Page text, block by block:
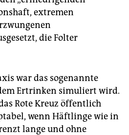
extremen
die Folter
war das sogenannte
Ertrinken simuliert wird.
Rote Kreuz öffentlich
wenn Häftlinge wie in
lange und ohne